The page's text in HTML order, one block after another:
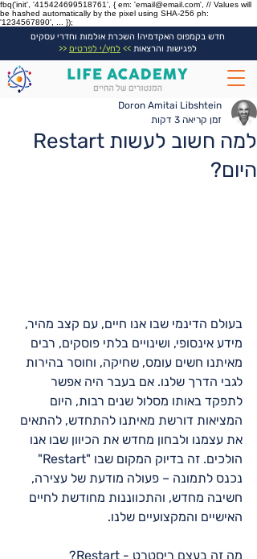
fbq('init', '415424699518761', { em: 'email@email.com', // Values will
be hashed automatically by the pixel using SHA-256 ph:
'1234567890', ... });
חדש בקמפוס האקדמיה! השכרת אולמות וחדרי עסקים
לפגישות והרצאות >> לחץ/י לפרטים <<
למה חשוב לעשות Restart
היום?
Doron Amitai Libshtein
זמן קריאה 3 דקות
בעולם הדינמי שבו אנו חיים, עם קצב מהיר,
מידע אינסופי, ושינויים בלתי פוסקים, רבים
מאיתנו חשים עומס, שחיקה, וחוסר בהירות
לגבי הדרך שלנו. אם בעבר היה אפשר
לתפקד באותו מסלול שנים רבות, היום
המציאות דורשת מאיתנו להתחדש, להתאים
את עצמנו ולבחון מחדש את הכיוון שבו אנו
הולכים. זה בדיוק המקום שבו "Restart"
נכנס לתמונה – פעולה מודעת של עצירה,
חשיבה מחדש, והתכווננות מחודשת לחיים
האישיים והמקצועיים שלנו.
מה זה בעצם ריסטרט - Restart?